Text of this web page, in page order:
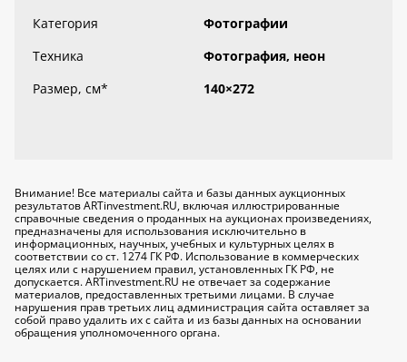
Категория
Фотографии
Техника
Фотография, неон
Размер, см* 140×272
Внимание! Все материалы сайта и базы данных аукционных
результатов ARTinvestment.RU, включая иллюстрированные
справочные сведения о проданных на аукционах произведениях,
предназначены для использования исключительно в
информационных, научных, учебных и культурных целях в
соответствии со ст. 1274 ГК РФ. Использование в коммерческих
целях или с нарушением правил, установленных ГК РФ, не
допускается. ARTinvestment.RU не отвечает за содержание
материалов, предоставленных третьими лицами. В случае
нарушения прав третьих лиц администрация сайта оставляет за
собой право удалить их с сайта и из базы данных на основании
обращения уполномоченного органа.